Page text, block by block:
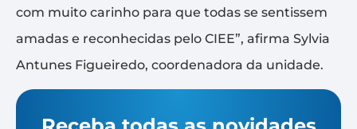
com muito carinho para que todas se sentissem
amadas e reconhecidas pelo CIEE”, afirma Sylvia
Antunes Figueiredo, coordenadora da unidade.